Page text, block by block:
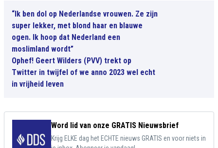
“Ik ben dol op Nederlandse vrouwen. Ze zijn
super lekker, met blond haar en blauwe
ogen. Ik hoop dat Nederland een
moslimland wordt”
Ophef! Geert Wilders (PVV) trekt op
Twitter in twijfel of we anno 2023 wel echt
in vrijheid leven
Word lid van onze GRATIS Nieuwsbrief
Krijg ELKE dag het ECHTE nieuws GRATIS en voor niets in